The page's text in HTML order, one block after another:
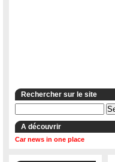
Rechercher sur le site
A découvrir
Car news in one place